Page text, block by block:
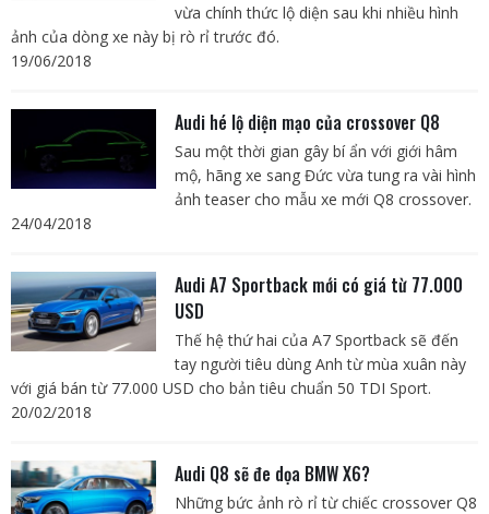
vừa chính thức lộ diện sau khi nhiều hình
ảnh của dòng xe này bị rò rỉ trước đó.
19/06/2018
Audi hé lộ diện mạo của crossover Q8
Sau một thời gian gây bí ẩn với giới hâm
mộ, hãng xe sang Đức vừa tung ra vài hình
ảnh teaser cho mẫu xe mới Q8 crossover.
24/04/2018
Audi A7 Sportback mới có giá từ 77.000
USD
Thế hệ thứ hai của A7 Sportback sẽ đến
tay người tiêu dùng Anh từ mùa xuân này
với giá bán từ 77.000 USD cho bản tiêu chuẩn 50 TDI Sport.
20/02/2018
Audi Q8 sẽ đe dọa BMW X6?
Những bức ảnh rò rỉ từ chiếc crossover Q8